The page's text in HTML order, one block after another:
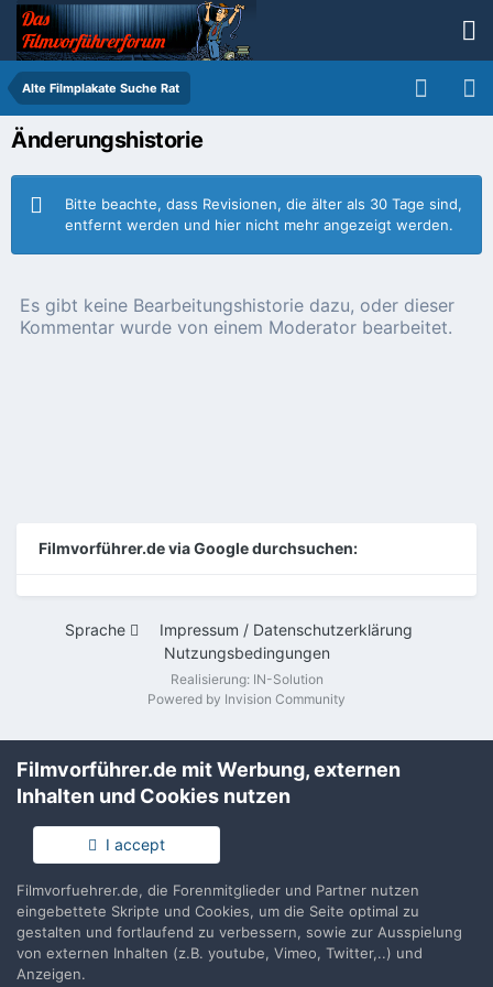
Alte Filmplakate Suche Rat
Änderungshistorie
Bitte beachte, dass Revisionen, die älter als 30 Tage sind,
entfernt werden und hier nicht mehr angezeigt werden.
Es gibt keine Bearbeitungshistorie dazu, oder dieser
Kommentar wurde von einem Moderator bearbeitet.
Filmvorführer.de via Google durchsuchen:
Sprache
Impressum / Datenschutzerklärung
Nutzungsbedingungen
Realisierung: IN-Solution
Powered by Invision Community
Filmvorführer.de mit Werbung, externen
Inhalten und Cookies nutzen
I accept
Filmvorfuehrer.de, die Forenmitglieder und Partner nutzen
eingebettete Skripte und Cookies, um die Seite optimal zu
gestalten und fortlaufend zu verbessern, sowie zur Ausspielung
von externen Inhalten (z.B. youtube, Vimeo, Twitter,..) und
Anzeigen.